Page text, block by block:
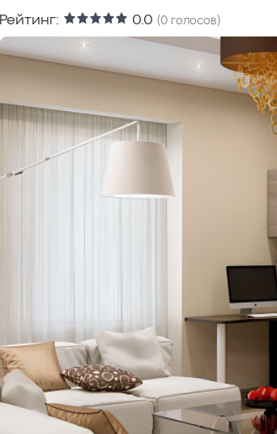
Рейтинг: 0.0 (0 голосов)